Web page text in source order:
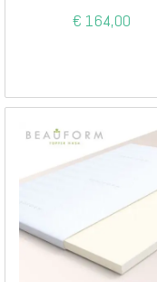
€ 164,00